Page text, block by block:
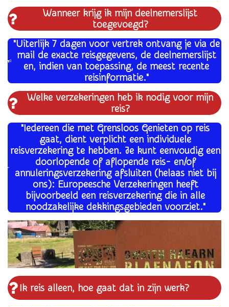
Wanneer krijg ik mijn deelnemerslijst
toegevoegd?
"Uiterlijk 7 dagen voor vertrek ontvang je via de
mail de exacte reisgegevens, de deelnemerslijst
en, indien van toepassing, de meest recente
reisinformatie."
Welke verzekeringen heb ik nodig voor mijn
reis?
"Iedereen die met Grensloos Genieten op reis
gaat, dient verplicht een individuele
reisverzekering te hebben. Je kunt eenvoudig een
doorlopende of aflopende reis- en/of
annuleringsverzekering afsluiten (helaas niet bij
ons): Europeesche Verzekeringen heeft
bijvoorbeeld een reisverzekering die in alle
noodzakelijke dekkingsgebieden voorziet."
Ik reis alleen, hoe gaat dat in zijn werk?